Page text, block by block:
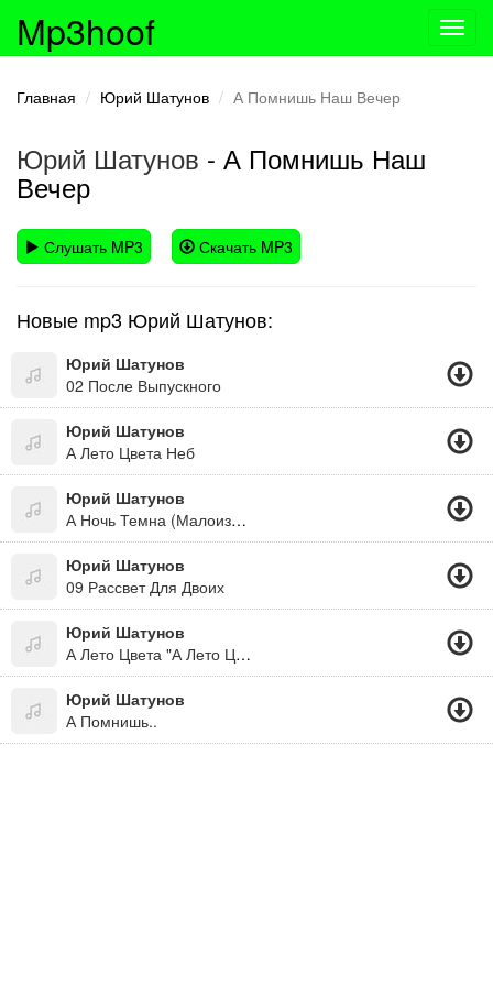
Mp3hoof
Главная Юрий Шатунов А Помнишь Наш Вечер
Юрий Шатунов - А Помнишь Наш
Вечер
Слушать MP3 Скачать MP3
Новые mp3 Юрий Шатунов:
Юрий Шатунов
02 После Выпускного
Юрий Шатунов
А Лето Цвета Неб
Юрий Шатунов
А Ночь Темна (Малоизвестные Песни)
Юрий Шатунов
09 Рассвет Для Двоих
Юрий Шатунов
А Лето Цвета "А Лето Цвета Неба - Огромное И Синее А Лето Цвета Солнца - Золотом Расшитое А Лето Цвета Ивы - Зеленое, Красивое А Лето Цвета Счастья - Почти Неуловимое... "((Новинка 2012))
Юрий Шатунов
А Помнишь..